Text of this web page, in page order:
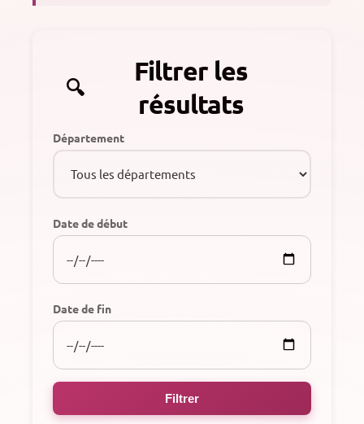
Filtrer les
résultats
Département
Date de début
Date de fin
Filtrer